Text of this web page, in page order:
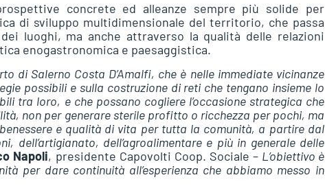
concrete ed alleanze sempre più solide per
di sviluppo multidimensionale del territorio, che passa
luoghi, ma anche attraverso la qualità delle relazioni
enogastronomica e paesaggistica.
di Salerno Costa D’Amalfi, che è nelle immediate vicinanze
possibili e sulla costruzione di reti che tengano insieme lo
tra loro, e che possano cogliere l’occasione strategica che
non per generare sterile profitto o ricchezza per pochi, ma
e qualità di vita per tutta la comunità, a partire dal
dell’artigianato, dell’agroalimentare e più in generale delle
Napoli, presidente Capovolti Coop. Sociale – L’obiettivo è
per dare continuità all’esperienza che abbiamo messo in